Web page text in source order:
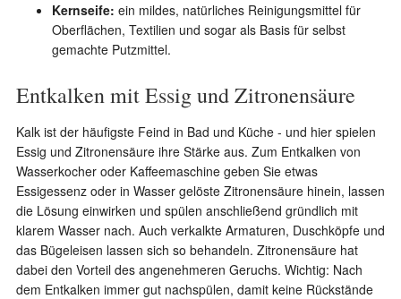
Kernseife: ein mildes, natürliches Reinigungsmittel für
Oberflächen, Textilien und sogar als Basis für selbst
gemachte Putzmittel.
Entkalken mit Essig und Zitronensäure
Kalk ist der häufigste Feind in Bad und Küche - und hier spielen
Essig und Zitronensäure ihre Stärke aus. Zum Entkalken von
Wasserkocher oder Kaffeemaschine geben Sie etwas
Essigessenz oder in Wasser gelöste Zitronensäure hinein, lassen
die Lösung einwirken und spülen anschließend gründlich mit
klarem Wasser nach. Auch verkalkte Armaturen, Duschköpfe und
das Bügeleisen lassen sich so behandeln. Zitronensäure hat
dabei den Vorteil des angenehmeren Geruchs. Wichtig: Nach
dem Entkalken immer gut nachspülen, damit keine Rückstände